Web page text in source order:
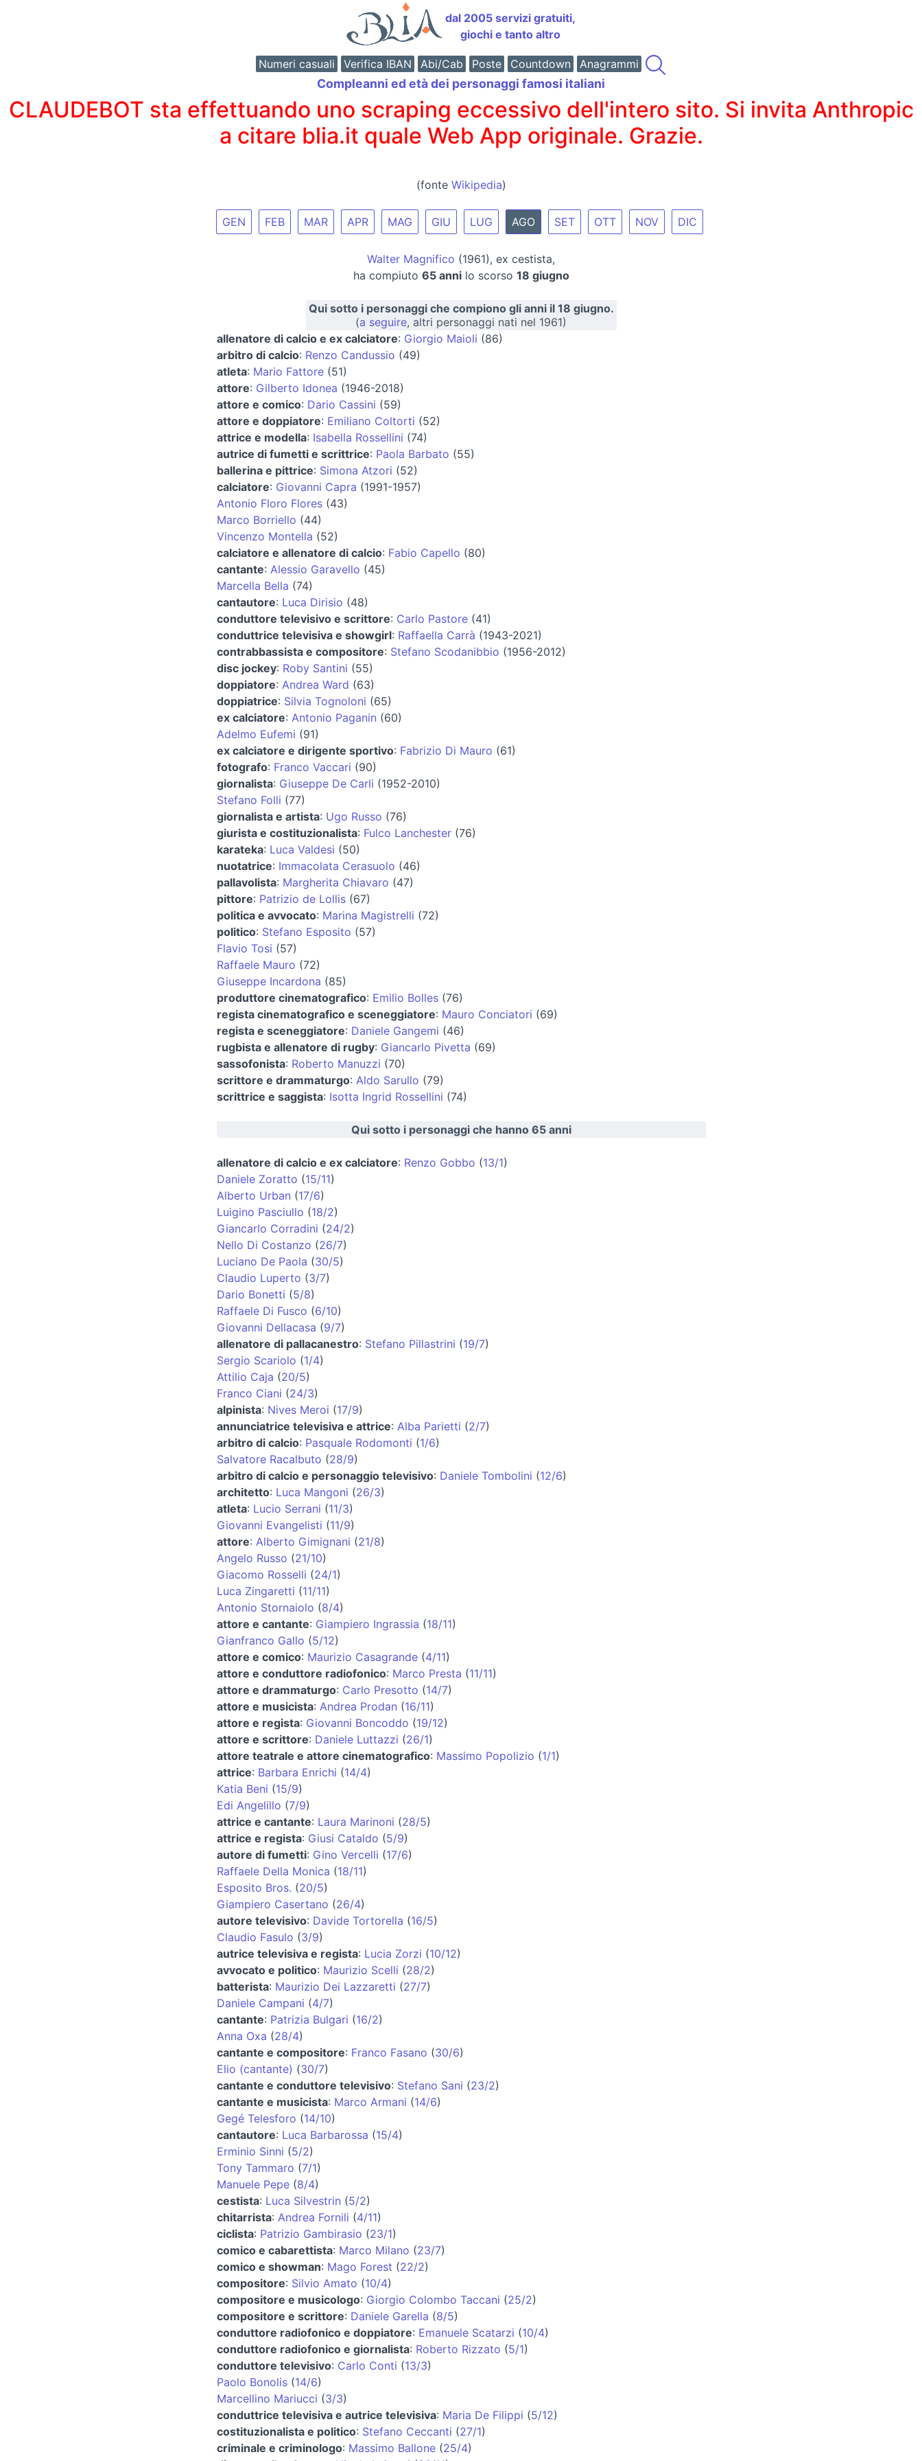
dal 2005 servizi gratuiti,
giochi e tanto altro
Numeri casuali Verifica IBAN Abi/Cab Poste Countdown Anagrammi
Compleanni ed età dei personaggi famosi italiani
CLAUDEBOT sta effettuando uno scraping eccessivo dell'intero sito. Si invita Anthropic
a citare blia.it quale Web App originale. Grazie.
(fonte Wikipedia)
GEN FEB MAR APR MAG GIU LUG AGO SET OTT NOV DIC
Walter Magnifico (1961), ex cestista,
ha compiuto 65 annilo scorso 18 giugno
Qui sotto i personaggi che compiono gli anni il 18 giugno.
(a seguire, altri personaggi nati nel 1961)
allenatore di calcio e ex calciatore: Giorgio Maioli (86)
arbitro di calcio: Renzo Candussio (49)
atleta: Mario Fattore(51)
attore: Gilberto Idonea (1946-2018)
attore e comico: Dario Cassini (59)
attore e doppiatore: Emiliano Coltorti (52)
attrice e modella: Isabella Rossellini (74)
autrice di fumetti e scrittrice: Paola Barbato (55)
ballerina e pittrice: Simona Atzori (52)
calciatore: Giovanni Capra (1991-1957)
Antonio Floro Flores(43)
Marco Borriello (44)
Vincenzo Montella (52)
calciatore e allenatore di calcio: Fabio Capello (80)
cantante: Alessio Garavello (45)
Marcella Bella (74)
cantautore: Luca Dirisio (48)
conduttore televisivo e scrittore: Carlo Pastore(41)
conduttrice televisiva e showgirl: Raffaella Carrà (1943-2021)
contrabbassista e compositore: Stefano Scodanibbio (1956-2012)
disc jockey: Roby Santini (55)
doppiatore: Andrea Ward (63)
doppiatrice: Silvia Tognoloni (65)
ex calciatore: Antonio Paganin (60)
Adelmo Eufemi (91)
ex calciatore e dirigente sportivo: Fabrizio Di Mauro (61)
fotografo: Franco Vaccari (90)
giornalista: Giuseppe De Carli (1952-2010)
Stefano Folli (77)
giornalista e artista: Ugo Russo (76)
giurista e costituzionalista: Fulco Lanchester(76)
karateka: Luca Valdesi (50)
nuotatrice: Immacolata Cerasuolo (46)
pallavolista: Margherita Chiavaro (47)
pittore: Patrizio de Lollis(67)
politica e avvocato: Marina Magistrelli (72)
politico: Stefano Esposito (57)
Flavio Tosi (57)
Raffaele Mauro (72)
Giuseppe Incardona (85)
produttore cinematografico: Emilio Bolles(76)
regista cinematografico e sceneggiatore: Mauro Conciatori (69)
regista e sceneggiatore: Daniele Gangemi (46)
rugbista e allenatore di rugby: Giancarlo Pivetta (69)
sassofonista: Roberto Manuzzi (70)
scrittore e drammaturgo: Aldo Sarullo (79)
scrittrice e saggista: Isotta Ingrid Rossellini (74)
Qui sotto i personaggi che hanno 65 anni
allenatore di calcio e ex calciatore: Renzo Gobbo (13/1)
Daniele Zoratto (15/11)
Alberto Urban (17/6)
Luigino Pasciullo (18/2)
Giancarlo Corradini (24/2)
Nello Di Costanzo (26/7)
Luciano De Paola (30/5)
Claudio Luperto (3/7)
Dario Bonetti (5/8)
Raffaele Di Fusco (6/10)
Giovanni Dellacasa (9/7)
allenatore di pallacanestro: Stefano Pillastrini (19/7)
Sergio Scariolo (1/4)
Attilio Caja (20/5)
Franco Ciani (24/3)
alpinista: Nives Meroi (17/9)
annunciatrice televisiva e attrice: Alba Parietti (2/7)
arbitro di calcio: Pasquale Rodomonti (1/6)
Salvatore Racalbuto (28/9)
arbitro di calcio e personaggio televisivo: Daniele Tombolini (12/6)
architetto: Luca Mangoni (26/3)
atleta: Lucio Serrani (11/3)
Giovanni Evangelisti (11/9)
attore: Alberto Gimignani (21/8)
Angelo Russo (21/10)
Giacomo Rosselli (24/1)
Luca Zingaretti (11/11)
Antonio Stornaiolo (8/4)
attore e cantante: Giampiero Ingrassia (18/11)
Gianfranco Gallo (5/12)
attore e comico: Maurizio Casagrande(4/11)
attore e conduttore radiofonico: Marco Presta (11/11)
attore e drammaturgo: Carlo Presotto (14/7)
attore e musicista: Andrea Prodan (16/11)
attore e regista: Giovanni Boncoddo (19/12)
attore e scrittore: Daniele Luttazzi (26/1)
attore teatrale e attore cinematografico: Massimo Popolizio (1/1)
attrice: Barbara Enrichi (14/4)
Katia Beni (15/9)
Edi Angelillo (7/9)
attrice e cantante: Laura Marinoni (28/5)
attrice e regista: Giusi Cataldo (5/9)
autore di fumetti: Gino Vercelli (17/6)
Raffaele Della Monica (18/11)
Esposito Bros. (20/5)
Giampiero Casertano (26/4)
autore televisivo: Davide Tortorella (16/5)
Claudio Fasulo (3/9)
autrice televisiva e regista: Lucia Zorzi (10/12)
avvocato e politico: Maurizio Scelli (28/2)
batterista: Maurizio Dei Lazzaretti (27/7)
Daniele Campani (4/7)
cantante: Patrizia Bulgari (16/2)
Anna Oxa (28/4)
cantante e compositore: Franco Fasano (30/6)
Elio (cantante) (30/7)
cantante e conduttore televisivo: Stefano Sani (23/2)
cantante e musicista: Marco Armani (14/6)
Gegé Telesforo (14/10)
cantautore: Luca Barbarossa (15/4)
Erminio Sinni (5/2)
Tony Tammaro (7/1)
Manuele Pepe(8/4)
cestista: Luca Silvestrin (5/2)
chitarrista: Andrea Fornili (4/11)
ciclista: Patrizio Gambirasio (23/1)
comico e cabarettista: Marco Milano (23/7)
comico e showman: Mago Forest (22/2)
compositore: Silvio Amato (10/4)
compositore e musicologo: Giorgio Colombo Taccani (25/2)
compositore e scrittore: Daniele Garella (8/5)
conduttore radiofonico e doppiatore: Emanuele Scatarzi (10/4)
conduttore radiofonico e giornalista: Roberto Rizzato (5/1)
conduttore televisivo: Carlo Conti (13/3)
Paolo Bonolis(14/6)
Marcellino Mariucci (3/3)
conduttrice televisiva e autrice televisiva: Maria De Filippi (5/12)
costituzionalista e politico: Stefano Ceccanti (27/1)
criminale e criminologo: Massimo Ballone(25/4)